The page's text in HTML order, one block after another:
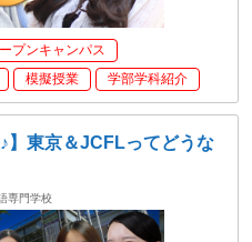
プンキャンパス
模擬授業 学部学科紹介
】東京＆JCFLってどうな
専門学校